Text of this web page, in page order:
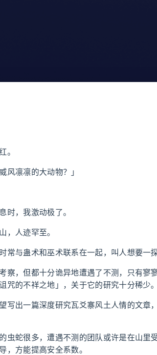
。
风凛凛的大动物？」
时，我激动极了。
，人迹罕至。
常与蛊术和巫术联系在一起，叫人想要一探
察，但都十分诡异地遭遇了不测，只有寥
咒的不祥之地」，关于它的研究十分稀少。
写出一篇深度研究瓦爻寨风土人情的文章
虫蛇很多，遭遇不测的团队或许是在山里
，方能提高安全系数。